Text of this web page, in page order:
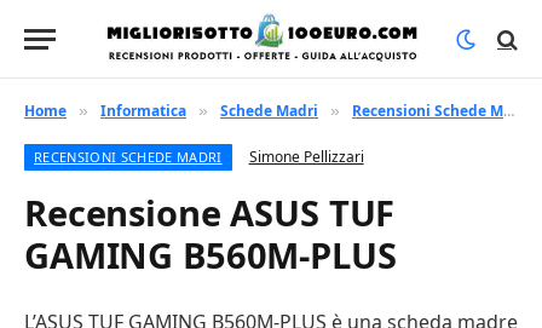
Home » Informatica » Schede Madri » Recensioni Schede Madri
RECENSIONI SCHEDE MADRI Simone Pellizzari
Recensione ASUS TUF
GAMING B560M-PLUS
L’ASUS TUF GAMING B560M-PLUS è una scheda madre